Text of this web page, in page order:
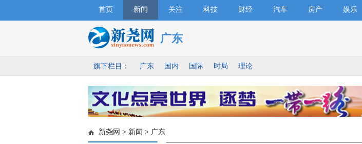
首页 新闻 关注 科技 财经 汽车 房产 娱乐
广东
旗下栏目： 广东 国内 国际 时局 理论
新尧网 > 新闻 > 广东